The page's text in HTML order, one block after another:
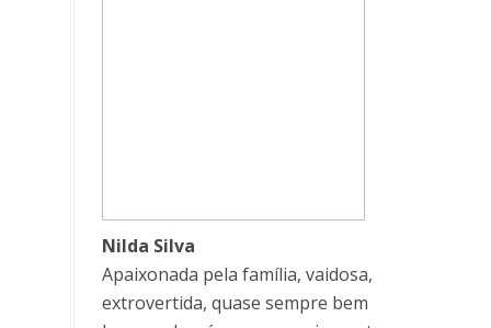
Nilda Silva
Apaixonada pela família, vaidosa,
extrovertida, quase sempre bem